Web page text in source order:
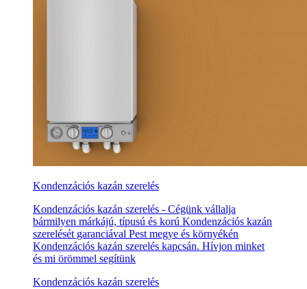
Kondenzációs kazán szerelés
Kondenzációs kazán szerelés - Cégünk vállalja
bármilyen márkájú, típusú és korú Kondenzációs kazán
szerelését garanciával Pest megye és környékén
Kondenzációs kazán szerelés kapcsán. Hívjon minket
és mi örömmel segítünk
Kondenzációs kazán szerelés